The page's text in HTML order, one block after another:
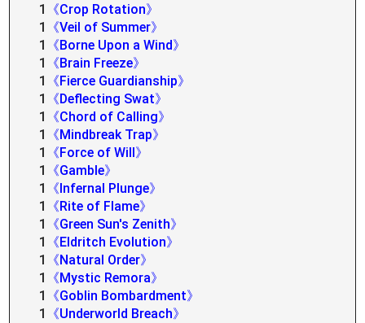
1
《Crop Rotation》
1
《Veil of Summer》
1
《Borne Upon a Wind》
1
《Brain Freeze》
1
《Fierce Guardianship》
1
《Deflecting Swat》
1
《Chord of Calling》
1
《Mindbreak Trap》
1
《Force of Will》
1
《Gamble》
1
《Infernal Plunge》
1
《Rite of Flame》
1
《Green Sun's Zenith》
1
《Eldritch Evolution》
1
《Natural Order》
1
《Mystic Remora》
1
《Goblin Bombardment》
1
《Underworld Breach》